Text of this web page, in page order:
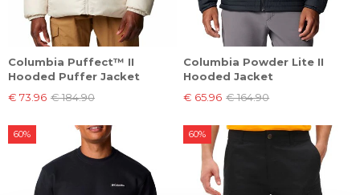
Columbia Puffect™ II
Hooded Puffer Jacket
€ 73.96 € 184.90
Columbia Powder Lite II
Hooded Jacket
€ 65.96 € 164.90
60% 60%